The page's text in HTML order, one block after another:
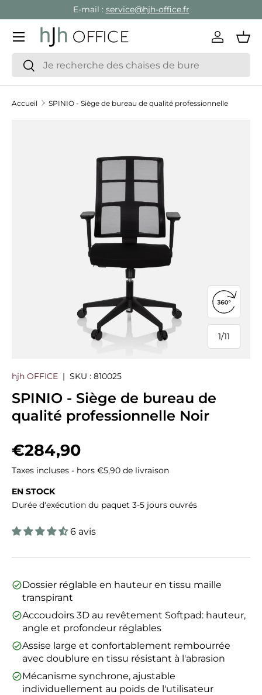
Aller au contenu
E-mail : service@hjh-office.fr
Recherche
Rechercher
Se
Menu
Accueil SPINIO - Siège de bureau de qualité professionnelle
1/
de
11
Ouvrir la
hjh OFFICE | SKU : 810025
SPINIO - Siège de bureau de
qualité professionnelle Noir
Prix habituel
€284,90
Taxes incluses - hors €5,90 de livraison
EN STOCK
Durée d'exécution du paquet 3-5 jours ouvrés
6 avis
Dossier réglable en hauteur en tissu maille
transpirant
Accoudoirs 3D au revêtement Softpad: hauteur,
angle et profondeur réglables
Assise large et confortablement rembourrée
avec doublure en tissu résistant à l'abrasion
Mécanisme synchrone, ajustable
individuellement au poids de l'utilisateur